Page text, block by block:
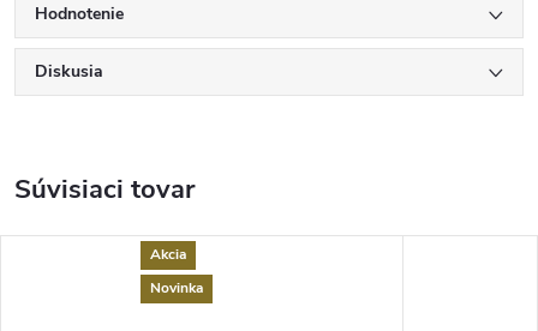
Hodnotenie
Diskusia
Súvisiaci tovar
Akcia
Novinka